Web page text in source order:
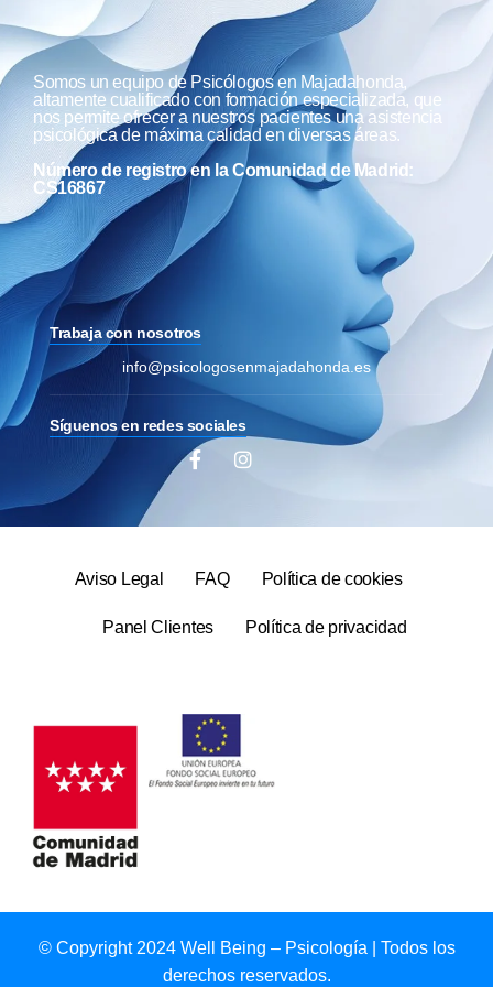
Somos un equipo de Psicólogos en Majadahonda,
altamente cualificado con formación especializada, que
nos permite ofrecer a nuestros pacientes una asistencia
psicológica de máxima calidad en diversas áreas.
Número de registro en la Comunidad de Madrid:
CS16867
Trabaja con nosotros
info@psicologosenmajadahonda.es
Síguenos en redes sociales
Aviso Legal FAQ Política de cookies
Panel Clientes Política de privacidad
© Copyright 2024 Well Being – Psicología | Todos los
derechos reservados.